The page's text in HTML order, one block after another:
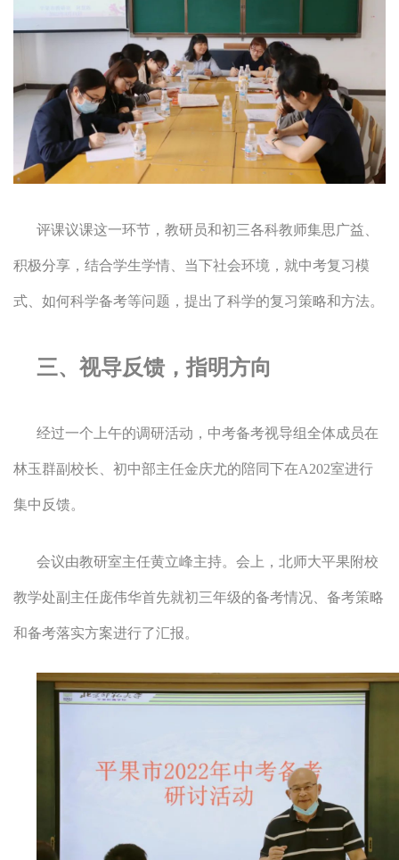
评课议课这一环节，教研员和初三各科教师集思广益、
积极分享，结合学生学情、当下社会环境，就中考复习模
式、如何科学备考等问题，提出了科学的复习策略和方法。
三、视导反馈，指明方向
经过一个上午的调研活动，中考备考视导组全体成员在
林玉群副校长、初中部主任金庆尤的陪同下在A202室进行
集中反馈。
会议由教研室主任黄立峰主持。会上，北师大平果附校
教学处副主任庞伟华首先就初三年级的备考情况、备考策略
和备考落实方案进行了汇报。